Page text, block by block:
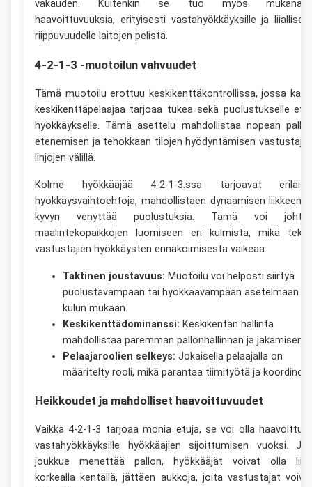
vakauden. Kuitenkin se tuo myös
haavoittuvuuksia, erityisesti vastahyökkäyksille ja
riippuvuudelle laitojen pelistä.
4-2-1-3 -muotoilun vahvuudet
Tämä muotoilu erottuu keskikenttäkontrollissa, jossa
keskikenttäpelaajaa tarjoaa tukea sekä puolustukselle
hyökkäykselle. Tämä asettelu mahdollistaa nopean
etenemisen ja tehokkaan tilojen hyödyntämisen
linjojen välillä.
Kolme hyökkääjää 4-2-1-3:ssa tarjoavat
hyökkäysvaihtoehtoja, mahdollistaen dynaamisen liikkeen
kyvyn venyttää puolustuksia. Tämä voi
maalintekopaikkojen luomiseen eri kulmista, mikä
vastustajien hyökkäysten ennakoimisesta vaikeaa.
Taktinen joustavuus: Muotoilu voi helposti siirtyä
puolustavampaan tai hyökkäävämpään asetelmaan
kulun mukaan.
Keskikenttädominanssi: Keskikentän hallinta
mahdollistaa paremman pallonhallinnan ja jakamisen.
Pelaajaroolien selkeys: Jokaisella pelaajalla on
määritelty rooli, mikä parantaa tiimityötä ja
Heikkoudet ja mahdolliset haavoittuvuudet
Vaikka 4-2-1-3 tarjoaa monia etuja, se voi olla
vastahyökkäyksille hyökkääjien sijoittumisen vuoksi.
joukkue menettää pallon, hyökkääjät voivat olla
korkealla kentällä, jättäen aukkoja, joita vastustajat